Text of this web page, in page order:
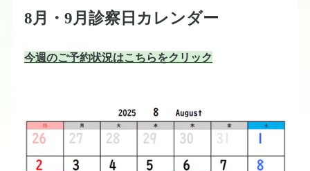
8月・9月診察日カレンダー
今週のご予約状況はこちらをクリック